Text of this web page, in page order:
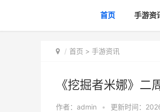
首页 手游资
首页 > 手游资讯
《挖掘者米娜》
作者： admin • 更新时间：